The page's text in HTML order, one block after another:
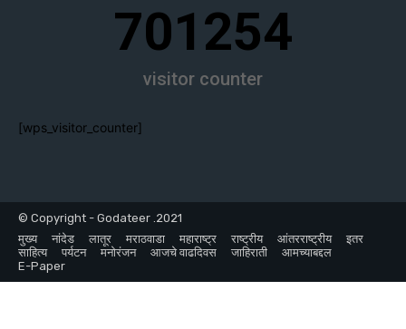
701254
visitor counter
[wps_visitor_counter]
© Copyright - Godateer .2021
मुख्य
नांदेड लातूर मराठवाडा महाराष्ट्र राष्ट्रीय आंतरराष्ट्रीय
इतर
साहित्य
पर्यटन मनोरंजन आजचे वाढदिवस जाहिराती
आमच्याबद्दल
E-Paper